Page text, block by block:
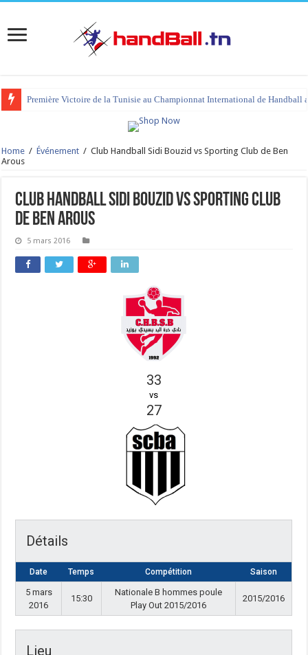
Première Victoire de la Tunisie au Championnat International de Handball
Home / Événement / Club Handball Sidi Bouzid vs Sporting Club de Ben
Arous
Club Handball Sidi Bouzid vs Sporting Club
de Ben Arous
5 mars 2016
33
vs
27
Détails
Date Temps Compétition Saison
5 mars
2016
15:30
Nationale B hommes poule
Play Out 2015/2016
2015/2016
Lieu